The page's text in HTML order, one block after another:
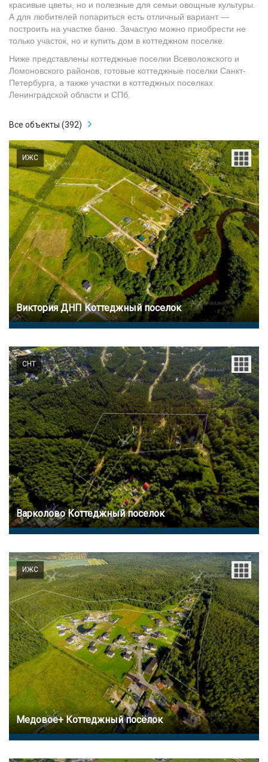
красивые цветы, но и полезные для семьи овощные культуры.
А для любителей попариться есть отличный вариант —
построить на участке баню. Зачастую можно приобрести не
только участок, но и купить дом в коттеджном поселке.
Ниже представлены коттеджные поселки Всеволожского и
Ломоновского районов, готовые коттеджные поселки Санкт-
Петербурга, а также участки в коттеджных поселках
Ленинградской области и СПб.
Все объекты (392)
ИЖС
Виктория ДНП Коттеджный поселок
СНТ
Варколово Коттеджный поселок
ИЖС
Медовое+ Коттеджный посёлок